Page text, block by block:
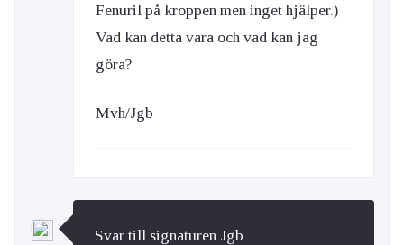
Fenuril på kroppen men inget hjälper.)
Vad kan detta vara och vad kan jag
göra?
Mvh/Jgb
Svar till signaturen Jgb